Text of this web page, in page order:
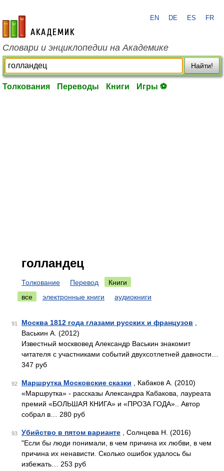
academic.ru
EN DE ES FR
Словари и энциклопедии на Академике
Найти!
Толкования Переводы Книги Игры ⚽
голландец
Толкование Перевод
Книги
все
электронные книги аудиокниги
91 Москва 1812 года глазами русских и французов
Васькин А. (2012)
Известный москвовед Александр Васькин знакомит
читателя с участниками событий двухсотлетней давности…
347 руб
92 Маршрутка Московские сказки , Кабаков А. (2010)
«Маршрутка» - рассказы Александра Кабакова, лауреата
премий «БОЛЬШАЯ КНИГА» и «ПРОЗА ГОДА».. Автор
собрал в… 280 руб
93 Убийство в пятом варианте , Солнцева Н. (2016)
"Если бы люди понимали, в чем причина их любви, в чем
причина их ненависти. Сколько ошибок удалось бы
избежать… 253 руб